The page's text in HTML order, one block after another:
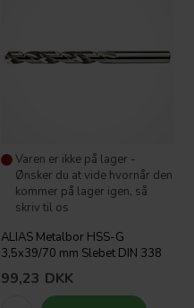
Varen er ikke på lager -
Ønsker du at vide hvornår den
kommer på lager igen, så
skriv til os
ALIAS Metalbor HSS-G
3,5x39/70 mm Slebet DIN 338
99,23 DKK